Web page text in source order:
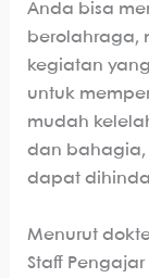
Anda bisa
berolahraga,
kegiatan
untuk
mudah
dan bahagia,
dapat
Menurut
Staff